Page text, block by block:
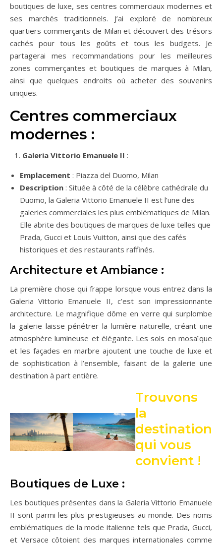
boutiques de luxe, ses centres commerciaux modernes et
ses marchés traditionnels. J’ai exploré de nombreux
quartiers commerçants de Milan et découvert des trésors
cachés pour tous les goûts et tous les budgets. Je
partagerai mes recommandations pour les meilleures
zones commerçantes et boutiques de marques à Milan,
ainsi que quelques endroits où acheter des souvenirs
uniques.
Centres commerciaux
modernes :
Galeria Vittorio Emanuele II :
Emplacement : Piazza del Duomo, Milan
Description : Située à côté de la célèbre cathédrale du
Duomo, la Galeria Vittorio Emanuele II est l’une des
galeries commerciales les plus emblématiques de Milan.
Elle abrite des boutiques de marques de luxe telles que
Prada, Gucci et Louis Vuitton, ainsi que des cafés
historiques et des restaurants raffinés.
Architecture et Ambiance :
La première chose qui frappe lorsque vous entrez dans la
Galeria Vittorio Emanuele II, c’est son impressionnante
architecture. Le magnifique dôme en verre qui surplombe
la galerie laisse pénétrer la lumière naturelle, créant une
atmosphère lumineuse et élégante. Les sols en mosaïque
et les façades en marbre ajoutent une touche de luxe et
de sophistication à l’ensemble, faisant de la galerie une
destination à part entière.
Trouvons
la
destination
qui vous
convient !
Boutiques de Luxe :
Les boutiques présentes dans la Galeria Vittorio Emanuele
II sont parmi les plus prestigieuses au monde. Des noms
emblématiques de la mode italienne tels que Prada, Gucci,
et Versace côtoient des marques internationales comme